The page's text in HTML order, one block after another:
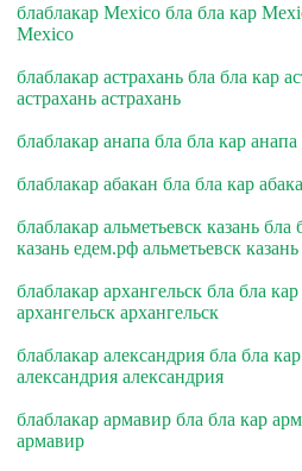
блаблакар Mexico бла бла кар
Mexico
блаблакар астрахань бла бла кар
астрахань астрахань
блаблакар анапа бла бла кар
блаблакар абакан бла бла кар
блаблакар альметьевск казань бла
казань едем.рф альметьевск
блаблакар архангельск бла бла
архангельск архангельск
блаблакар александрия бла бла
александрия александрия
блаблакар армавир бла бла кар
армавир